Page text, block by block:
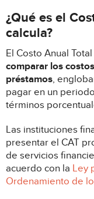
¿Qué es el
calcula?
El Costo Anual
comparar los
préstamos,
pagar en un
términos
Las instituciones
presentar el CAT
de servicios
acuerdo con la Ley
Ordenamiento de